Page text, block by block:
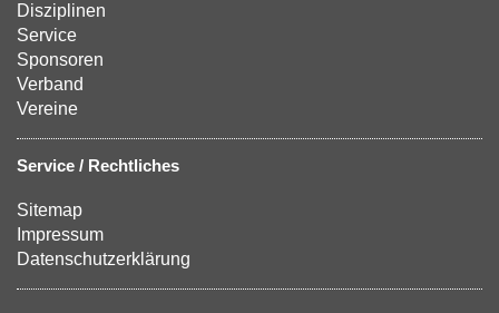
Disziplinen
Service
Sponsoren
Verband
Vereine
Service / Rechtliches
Sitemap
Impressum
Datenschutzerklärung